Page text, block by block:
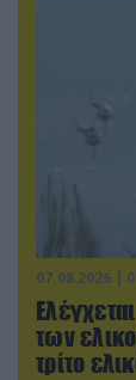
07.08.2026 |
των
τρίτο